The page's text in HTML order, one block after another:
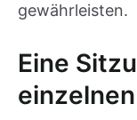
gewährleisten.
Eine
einzelnen